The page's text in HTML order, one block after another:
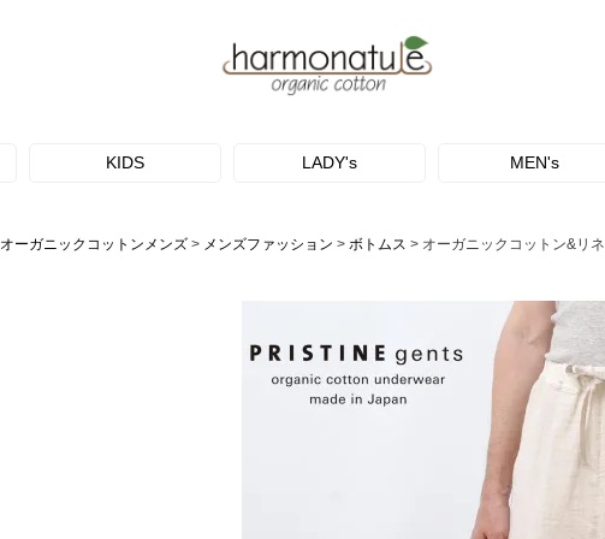
KIDS LADY's MEN's
オーガニックコットンメンズ メンズファッション ボトムス オーガニックコットン&リ